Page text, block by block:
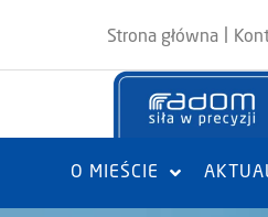
Strona główna
O MIEŚCIE